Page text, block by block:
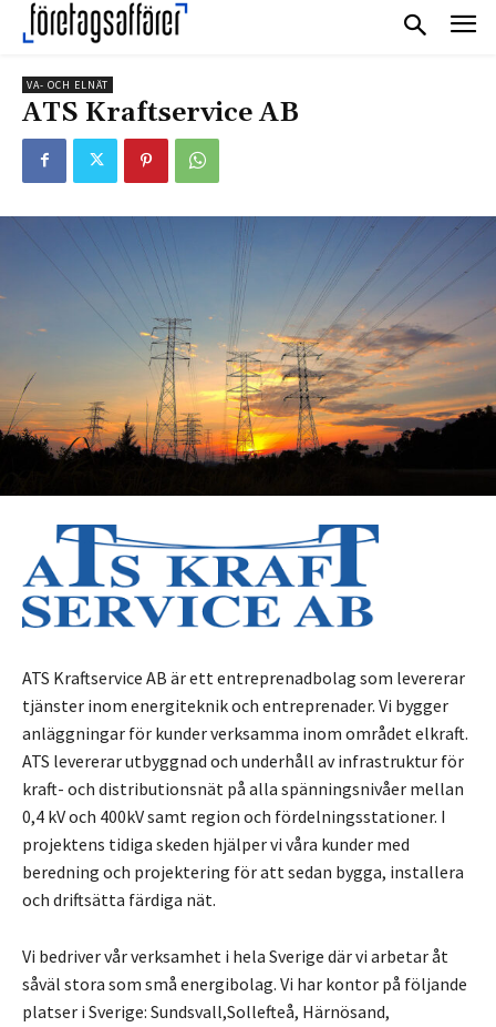
VA- OCH ELNÄT
ATS Kraftservice AB
ATS Kraftservice AB är ett entreprenadbolag som levererar
tjänster inom energiteknik och entreprenader. Vi bygger
anläggningar för kunder verksamma inom området elkraft.
ATS levererar utbyggnad och underhåll av infrastruktur för
kraft- och distributionsnät på alla spänningsnivåer mellan
0,4 kV och 400kV samt region och fördelningsstationer. I
projektens tidiga skeden hjälper vi våra kunder med
beredning och projektering för att sedan bygga, installera
och driftsätta färdiga nät.
Vi bedriver vår verksamhet i hela Sverige där vi arbetar åt
såväl stora som små energibolag. Vi har kontor på följande
platser i Sverige: Sundsvall,Sollefteå, Härnösand,